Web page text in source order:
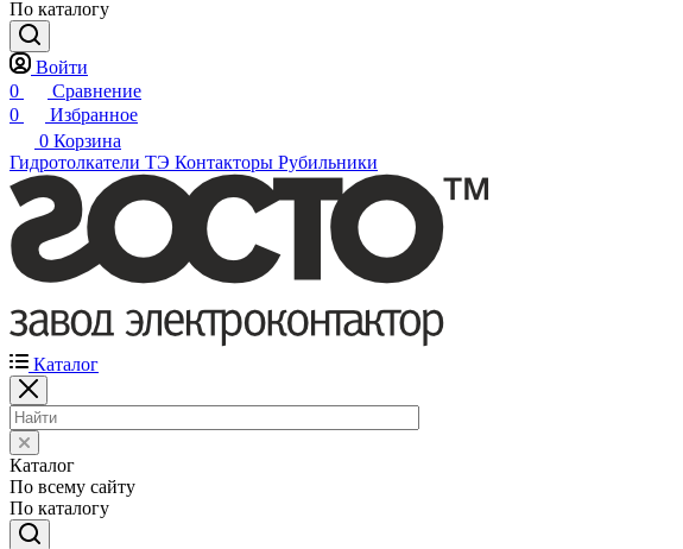
По каталогу
Войти
0
Сравнение
0
Избранное
0 Корзина
Гидротолкатели ТЭ Контакторы Рубильники
Каталог
Каталог
По всему сайту
По каталогу